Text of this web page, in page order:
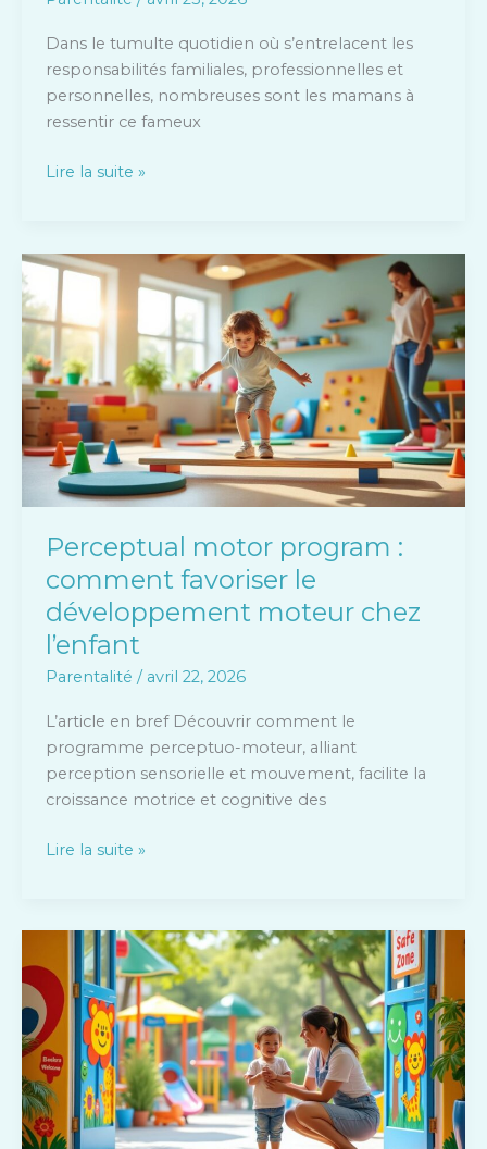
Dans le tumulte quotidien où s’entrelacent les
responsabilités familiales, professionnelles et
personnelles, nombreuses sont les mamans à
ressentir ce fameux
Lire la suite »
Perceptual motor program :
comment favoriser le
développement moteur chez
l’enfant
Parentalité / avril 22, 2026
L’article en bref Découvrir comment le
programme perceptuo-moteur, alliant
perception sensorielle et mouvement, facilite la
croissance motrice et cognitive des
Perceptual
motor
program
:
comment
favoriser
le
développement
moteur
chez
Lire la suite »
Comment
choisir
la
meilleure
halte
garderie
pour
votre